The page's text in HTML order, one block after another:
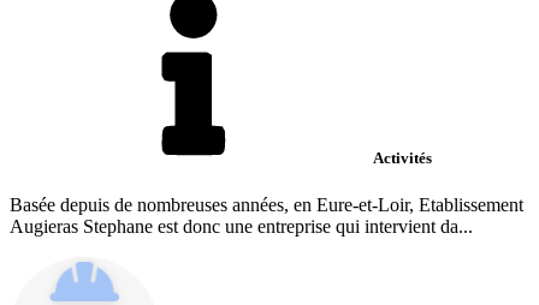
Activités
Basée depuis de nombreuses années, en Eure-et-Loir, Etablissement
Augieras Stephane est donc une entreprise qui intervient da...